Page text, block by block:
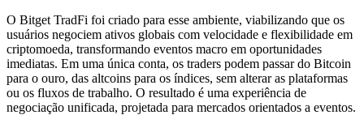
O Bitget TradFi foi criado para esse ambiente, viabilizando que os
usuários negociem ativos globais com velocidade e flexibilidade em
criptomoeda, transformando eventos macro em oportunidades
imediatas. Em uma única conta, os traders podem passar do Bitcoin
para o ouro, das altcoins para os índices, sem alterar as plataformas
ou os fluxos de trabalho. O resultado é uma experiência de
negociação unificada, projetada para mercados orientados a eventos.